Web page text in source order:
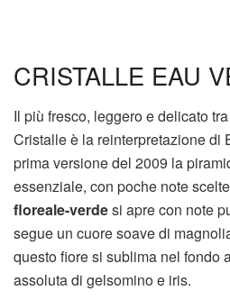
CRISTALLE EAU
Il più fresco, leggero e delicato
Cristalle è la reinterpretazione di
prima versione del 2009 la
essenziale, con poche note
floreale-verdesi apre con note
segue un cuore soave di
questo fiore si sublima nel fondo
assoluta di gelsomino e iris.